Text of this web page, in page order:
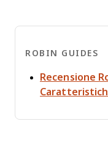
ROBIN GUIDES
Recensione